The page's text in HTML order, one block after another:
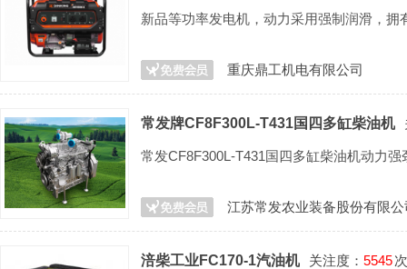
新品等功率发电机，动力采用强制润滑，
重庆鼎工机电有限公司
常发牌CF8F300L-T431国四多缸柴油机
常发CF8F300L-T431国四多缸柴油机动力强
江苏常发农业装备股份有限公
涪柴工业FC170-1汽油机 关注度： 5545次